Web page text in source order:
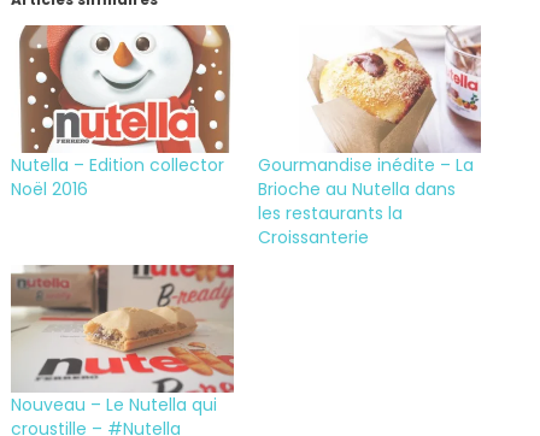
Nutella – Edition collector
Noël 2016
Gourmandise inédite – La
Brioche au Nutella dans
les restaurants la
Croissanterie
Nouveau – Le Nutella qui
croustille – #Nutella